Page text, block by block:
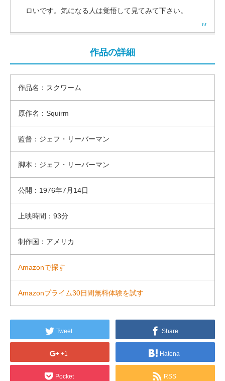
ロいです。気になる人は覚悟して見てみて下さい。
作品の詳細
作品名：スクワーム
原作名：Squirm
監督：ジェフ・リーバーマン
脚本：ジェフ・リーバーマン
公開：1976年7月14日
上映時間：93分
制作国：アメリカ
Amazonで探す
Amazonプライム30日間無料体験を試す
Tweet Share
+1 Hatena
Pocket RSS